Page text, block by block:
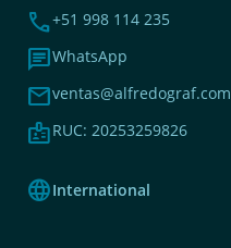
phone+51 998 114 235
chatWhatsApp
mailventas@alfredograf.com
badgeRUC: 20253259826
languageInternational